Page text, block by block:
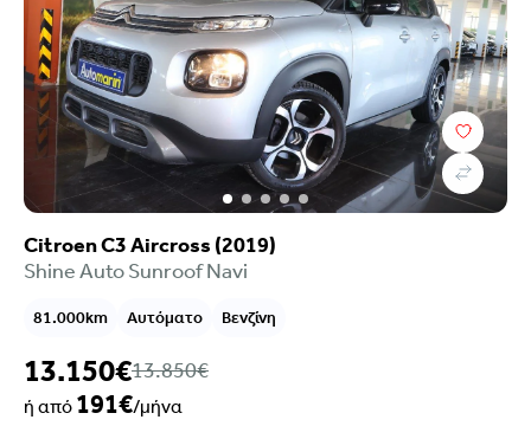
Citroen C3 Aircross (2019)
Shine Auto Sunroof Navi
81.000km Αυτόματο Βενζίνη
13.150€13.850€
ή από 191€/μήνα